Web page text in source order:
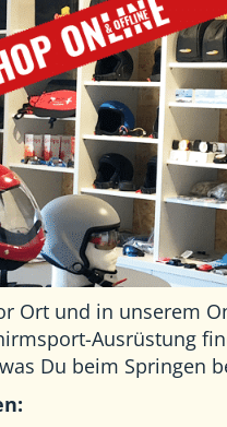
Ort und in unserem
Ausrüstung
Du beim Springen